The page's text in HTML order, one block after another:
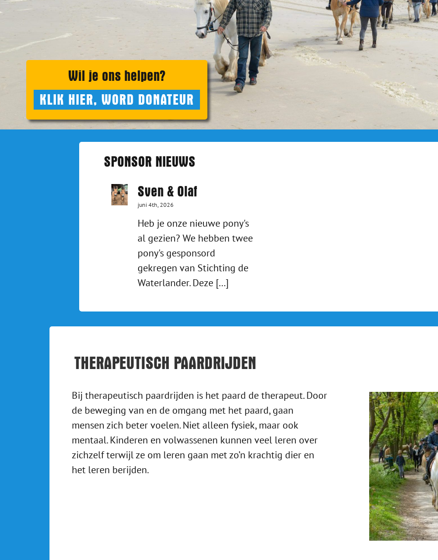
Wil je ons helpen?
KLIK HIER, WORD DONATEUR
SPONSOR NIEUWS
Sven & Olaf
juni 4th, 2026
Heb je onze nieuwe pony's
al gezien? We hebben twee
pony's gesponsord
gekregen van Stichting de
Waterlander. Deze [...]
THERAPEUTISCH PAARDRIJDEN
Bij therapeutisch paardrijden is het paard de therapeut. Door
de beweging van en de omgang met het paard, gaan
mensen zich beter voelen. Niet alleen fysiek, maar ook
mentaal. Kinderen en volwassenen kunnen veel leren over
zichzelf terwijl ze om leren gaan met zo’n krachtig dier en
het leren berijden.